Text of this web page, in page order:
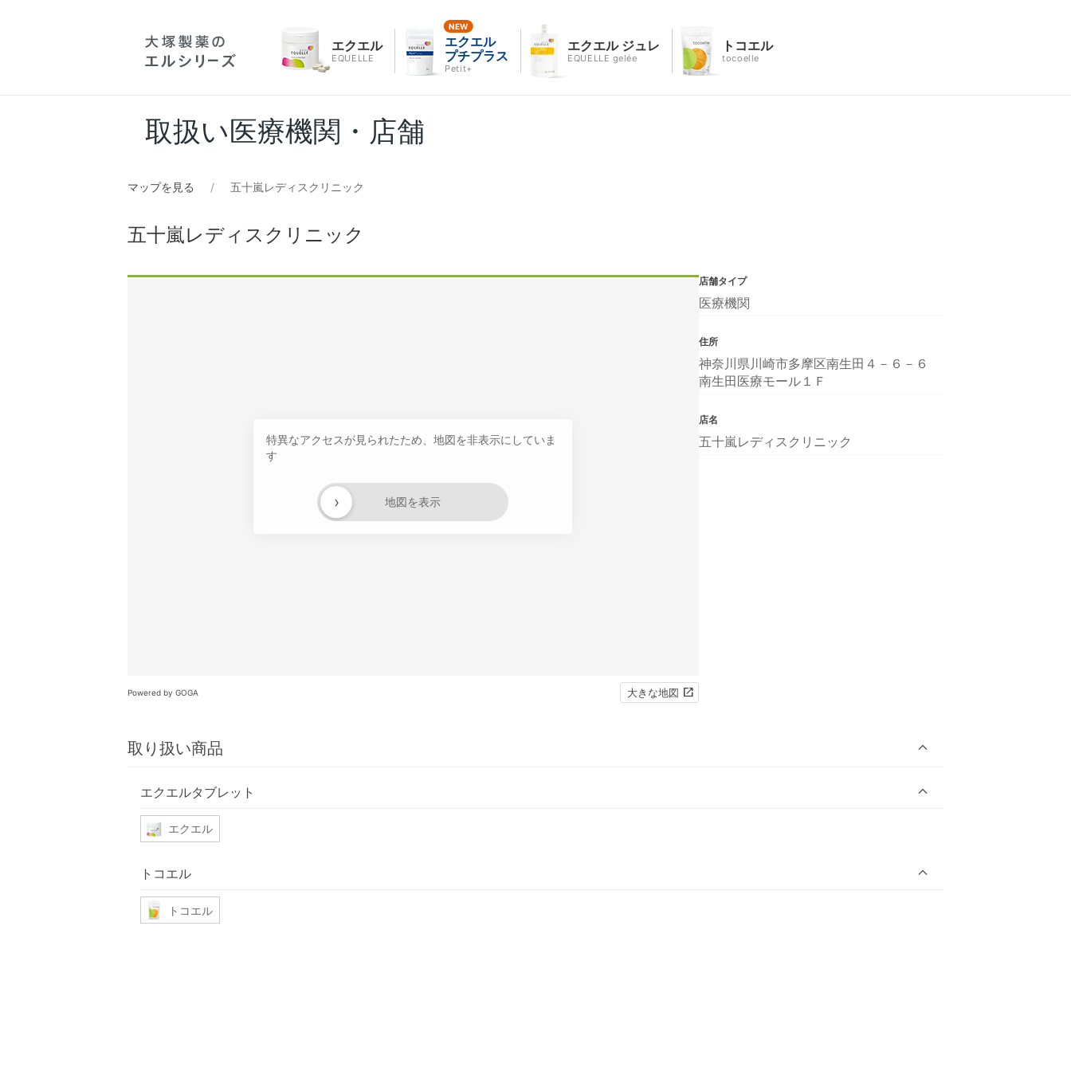
エクエル
EQUELLE
エクエル
プチプラス
Petit+
エクエル ジュレ
EQUELLE gelée
トコエル
tocoelle
取扱い医療機関・店舗
マップを見る 五十嵐レディスクリニック
五十嵐レディスクリニック
特異なアクセスが見られたため、地図を非表示にしていま
す
地図を表示
›
Powered by GOGA 大きな地図
取り扱い商品
エクエルタブレット
エクエル
トコエル
トコエル
店舗タイプ
医療機関
住所
神奈川県川崎市多摩区南生田４－６－６
南生田医療モール１Ｆ
店名
五十嵐レディスクリニック